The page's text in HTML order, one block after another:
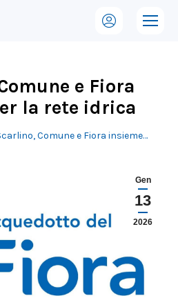
e Fiora
la rete idrica
Comune e Fiora insieme…
Gen
13
2026